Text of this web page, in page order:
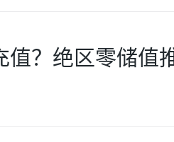
？绝区零储值